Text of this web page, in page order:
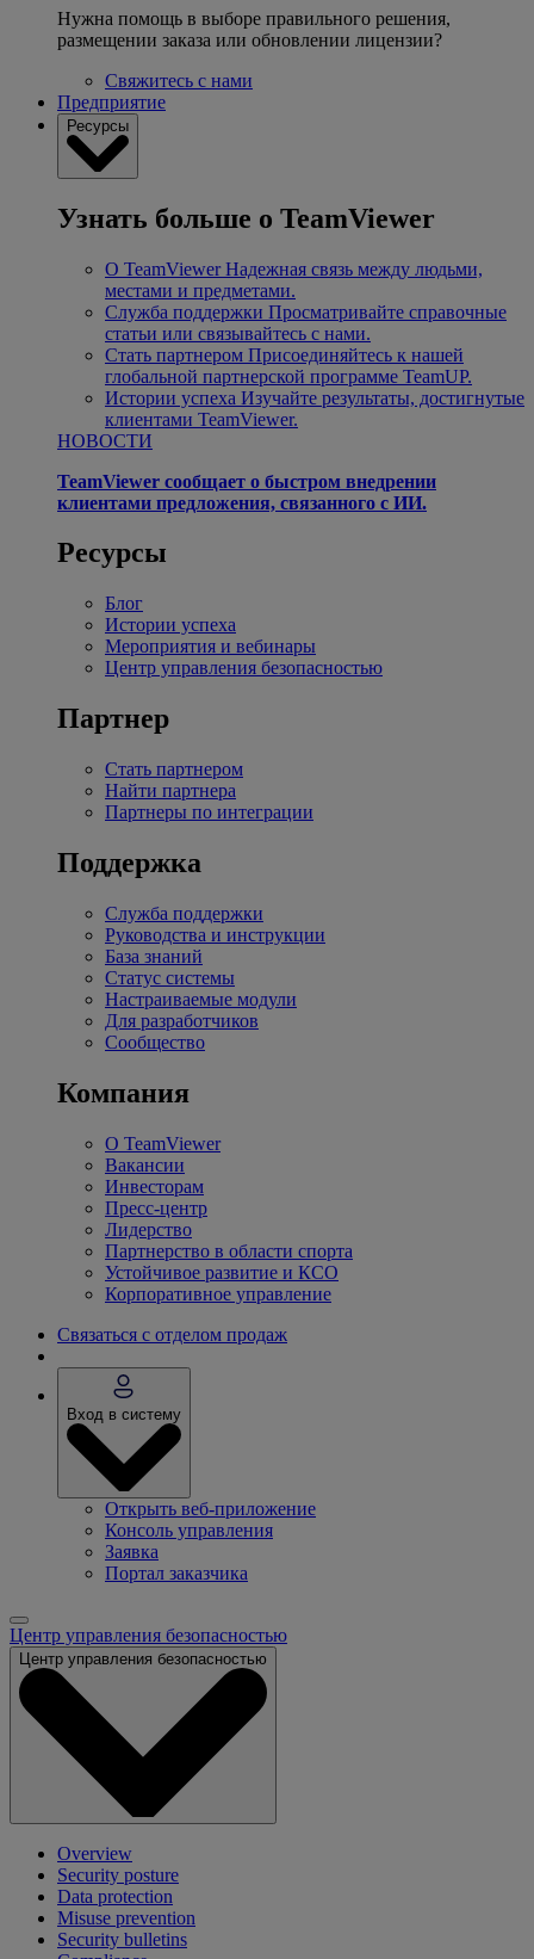
Нужна помощь в выборе правильного решения,
размещении заказа или обновлении лицензии?
Свяжитесь с нами
Предприятие
Ресурсы
Узнать больше о TeamViewer
О TeamViewer Надежная связь между людьми,
местами и предметами.
Служба поддержки Просматривайте справочные
статьи или связывайтесь с нами.
Стать партнером Присоединяйтесь к нашей
глобальной партнерской программе TeamUP.
Истории успеха Изучайте результаты, достигнутые
клиентами TeamViewer.
НОВОСТИ
TeamViewer сообщает о быстром внедрении
клиентами предложения, связанного с ИИ.
Ресурсы
Блог
Истории успеха
Мероприятия и вебинары
Центр управления безопасностью
Партнер
Стать партнером
Найти партнера
Партнеры по интеграции
Поддержка
Служба поддержки
Руководства и инструкции
База знаний
Статус системы
Настраиваемые модули
Для разработчиков
Сообщество
Компания
О TeamViewer
Вакансии
Инвесторам
Пресс-центр
Лидерство
Партнерство в области спорта
Устойчивое развитие и КСО
Корпоративное управление
Связаться с отделом продаж
Вход в систему
Открыть веб-приложение
Консоль управления
Заявка
Портал заказчика
Центр управления безопасностью
Центр управления безопасностью
Overview
Security posture
Data protection
Misuse prevention
Security bulletins